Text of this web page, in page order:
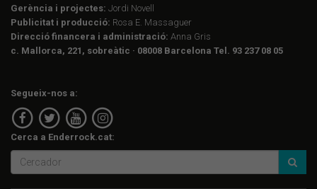
Gerència i projectes: Jordi Novell
Publicitat i producció: Rosa E. Massaguer
Direcció financera i administració: Anna Gris
c. Mallorca, 221, sobreàtic · 08008 Barcelona Tel. 93 237 08 05
Segueix-nos a:
Cerca a Enderrock.cat: